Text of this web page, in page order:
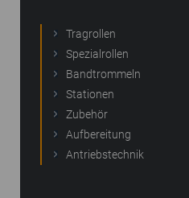
Tragrollen
Spezialrollen
Bandtrommeln
Stationen
Zubehör
Aufbereitung
Antriebstechnik